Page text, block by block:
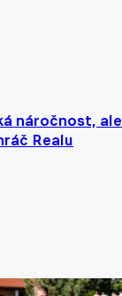
náročnost, ale
Realu